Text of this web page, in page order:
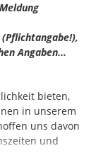
Angaben...
bieten,
in unserem
uns davon
und